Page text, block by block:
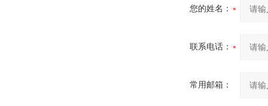
您的姓名：
联系电话：
常用邮箱：